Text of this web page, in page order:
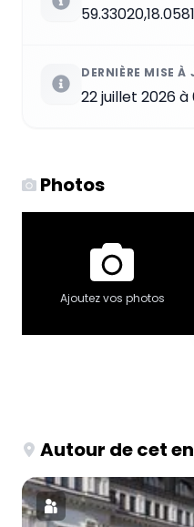
DERNIÈRE MISE À
22 juillet 2026 à
Photos
Ajoutez vos photos
Autour de cet